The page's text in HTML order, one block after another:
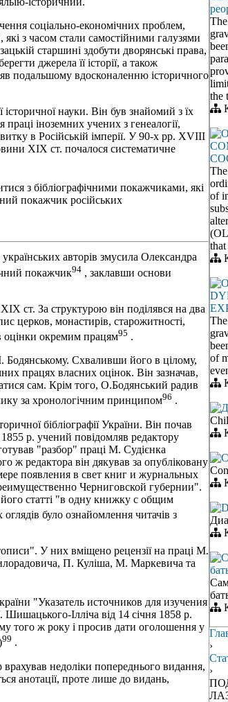
соцiально-економiчних проблем,
з часом стали самостiйними галузями
старшинi здобути дворянськi права,
джерела її iсторiї, а також
подальшому вдосконаленню iсторичного
науки. Вiн був знайомий з їх
iноземних учених з генеалогiї,
в Росiйськiй iмперiї. У 90-х pp. XVIII
XIX ст. почалося систематичне
з бiблiографiчними покажчиками, якi
покажчик росiйських
авторiв змусила Олександра
покажчик94 , заклавши основи
ст. За структурою вiн подiлявся на два
церков, монастирiв, старожитностi,
оцiнки окремим працям95 .
Схваливши його в цiлому,
працях власних оцiнок. Вiн зазначав,
сам. Крiм того, О.Бодянський радив
за хронологiчним принципом96 .
бiблiографiї України. Вiн почав
1855 р. учений повiдомляв редактору
"разбор" працi М. Судiєнка
ж редактора вiн дякував за опублiковану
появления в свет книг и журнальных
Черниговской губернии".
статтi "в одну книжку с общим
було ознайомлення читачiв з
У них вмiщено рецензiї на працi М.
П. Кулiша, М. Маркевича та
"Указатель источников для изучения
Шишацького-Iллiча вiд 14 сiчня 1858 р.
того ж року i просив дати оголошення у
99 .
недолiки попереднього видання,
анотацiї, проте лише до видань,
the
of
of
›
›